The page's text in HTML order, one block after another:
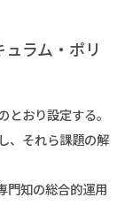
ラム・ポリ
おり設定する。
、それら課題の解
門知の総合的運用